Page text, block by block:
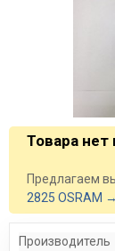
Товара нет
Предлагаем
2825 OSRAM →
Производитель